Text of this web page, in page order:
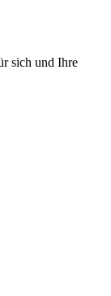
sich und Ihre